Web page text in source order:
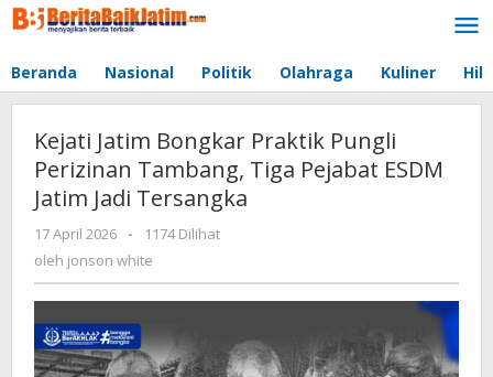
Lewati
ke
Beranda Nasional Politik Olahraga Kuliner
Kejati Jatim Bongkar Praktik Pungli
Perizinan Tambang, Tiga Pejabat ESDM
Jatim Jadi Tersangka
17 April 2026
oleh
jonson
-
1174 Dilihat
oleh jonson white